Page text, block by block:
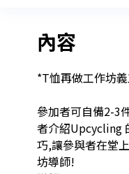
內容
*T恤再做工作坊
參加者可自備2-3
者介紹Upcycling
巧,讓參與者在堂
坊導師!